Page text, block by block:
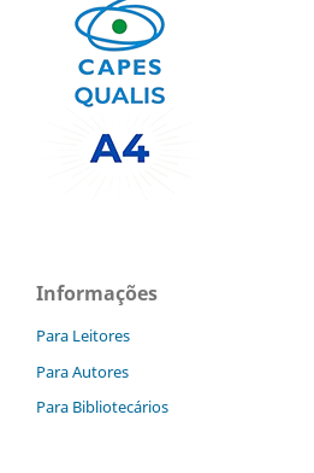
Informações
Para Leitores
Para Autores
Para Bibliotecários